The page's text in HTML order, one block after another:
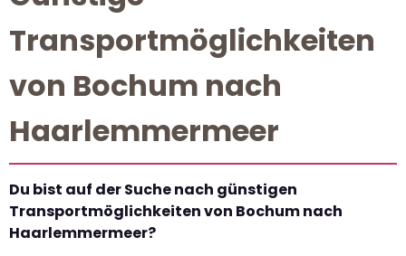
Transportmöglichkeiten
von Bochum nach
Haarlemmermeer
Du bist auf der Suche nach günstigen
Transportmöglichkeiten von Bochum nach
Haarlemmermeer?